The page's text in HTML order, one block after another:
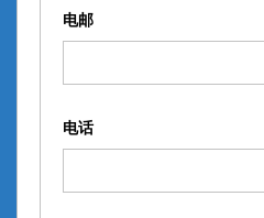
电邮
电话